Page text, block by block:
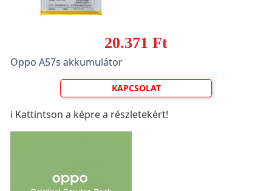
20.371 Ft
Oppo A57s akkumulátor
KAPCSOLAT
ℹ️ Kattintson a képre a részletekért!